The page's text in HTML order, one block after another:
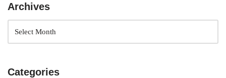
Archives
Categories